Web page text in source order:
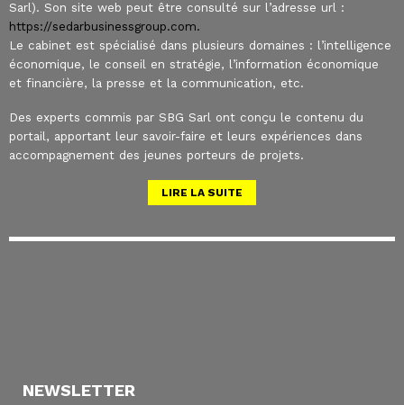
Sarl). Son site web peut être consulté sur l’adresse url :
https://sedarbusinessgroup.com.
Le cabinet est spécialisé dans plusieurs domaines : l’intelligence
économique, le conseil en stratégie, l’information économique
et financière, la presse et la communication, etc.
Des experts commis par SBG Sarl ont conçu le contenu du
portail, apportant leur savoir-faire et leurs expériences dans
accompagnement des jeunes porteurs de projets.
LIRE LA SUITE
NEWSLETTER